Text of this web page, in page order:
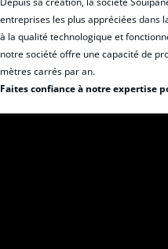
entreprises les plus appréciées dans
à la qualité technologique et
notre société offre une capacité de
mètres carrés par an.
Faites confiance à notre expertise